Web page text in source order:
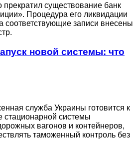
прекратил существование банк
Процедура его ликвидации
соответствующие записи внесены
новой системы: что
служба Украины готовится к
стационарной системы
вагонов и контейнеров,
таможенный контроль без